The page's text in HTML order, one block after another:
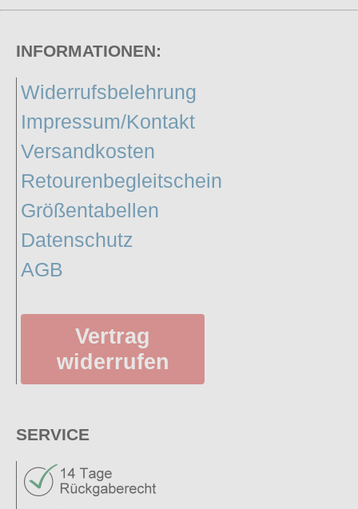
INFORMATIONEN:
Widerrufsbelehrung
Impressum/Kontakt
Versandkosten
Retourenbegleitschein
Größentabellen
Datenschutz
AGB
Vertrag
widerrufen
SERVICE